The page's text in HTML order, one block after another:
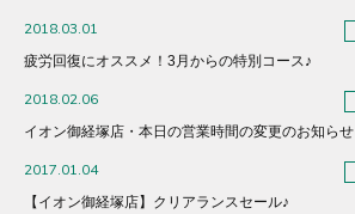
2018.03.01
疲労回復にオススメ！3月からの特別コース♪
2018.02.06
イオン御経塚店・本日の営業時間の変更のお知らせ
2017.01.04
【イオン御経塚店】クリアランスセール♪